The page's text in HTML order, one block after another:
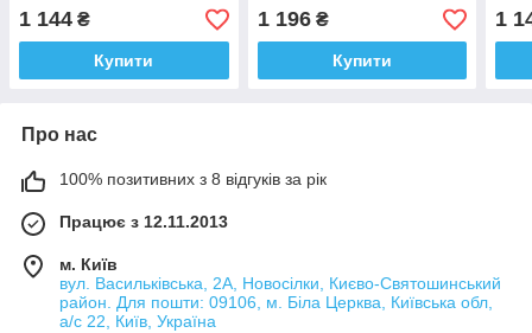
1 144 ₴
Купити
1 196₴
Купити
1
Про нас
100% позитивних з 8 відгуків за рік
Працює з 12.11.2013
м. Київ
вул. Васильківська, 2А, Новосілки, Києво-Святошинський
район. Для пошти: 09106, м. Біла Церква, Київська обл,
а/с 22, Київ, Україна